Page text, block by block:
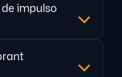
impulso